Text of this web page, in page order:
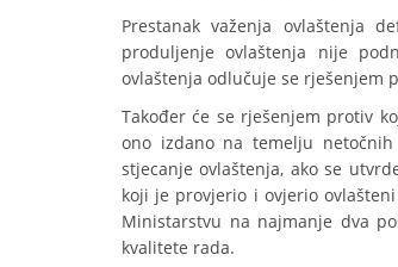
Prestanak važenja ovlaštenja
produljenje ovlaštenja nije
ovlaštenja odlučuje se rješenjem
Također će se rješenjem protiv
ono izdano na temelju
stjecanje ovlaštenja, ako se
koji je provjerio i ovjerio
Ministarstvu na najmanje dva
kvalitete rada.